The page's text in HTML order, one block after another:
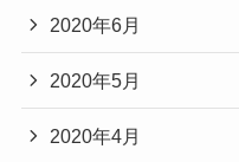
2020年6月
2020年5月
2020年4月